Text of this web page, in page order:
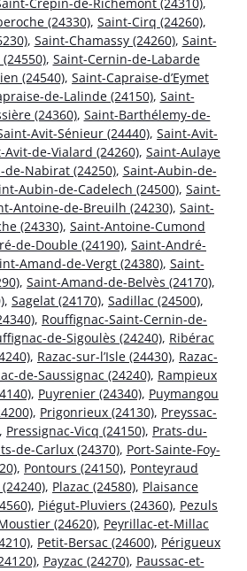
(24330), Saint-Cirq (24260),
, Saint-Chamassy (24260), Saint-
, Saint-Cernin-de-Labarde
(24540), Saint-Capraise-d’Eymet
de-Lalinde (24150), Saint-
(24360), Saint-Barthélemy-de-
Avit-Sénieur (24440), Saint-Avit-
Avit-de-Vialard (24260), Saint-Aulaye
Nabirat (24250), Saint-Aubin-de-
Aubin-de-Cadelech (24500), Saint-
Antoine-de-Breuilh (24230), Saint-
(24330), Saint-Antoine-Cumond
de-Double (24190), Saint-André-
Amand-de-Vergt (24380), Saint-
, Saint-Amand-de-Belvès (24170),
, Sagelat (24170), Sadillac (24500),
, Rouffignac-Saint-Cernin-de-
de-Sigoulès (24240), Ribérac
, Razac-sur-l’Isle (24430), Razac-
de-Saussignac (24240), Rampieux
, Puyrenier (24340), Puymangou
, Prigonrieux (24130), Preyssac-
, Pressignac-Vicq (24150), Prats-du-
de-Carlux (24370), Port-Sainte-Foy-
, Pontours (24150), Ponteyraud
, Plazac (24580), Plaisance
, Piégut-Pluviers (24360), Pezuls
(24620), Peyrillac-et-Millac
, Petit-Bersac (24600), Périgueux
, Payzac (24270), Paussac-et-